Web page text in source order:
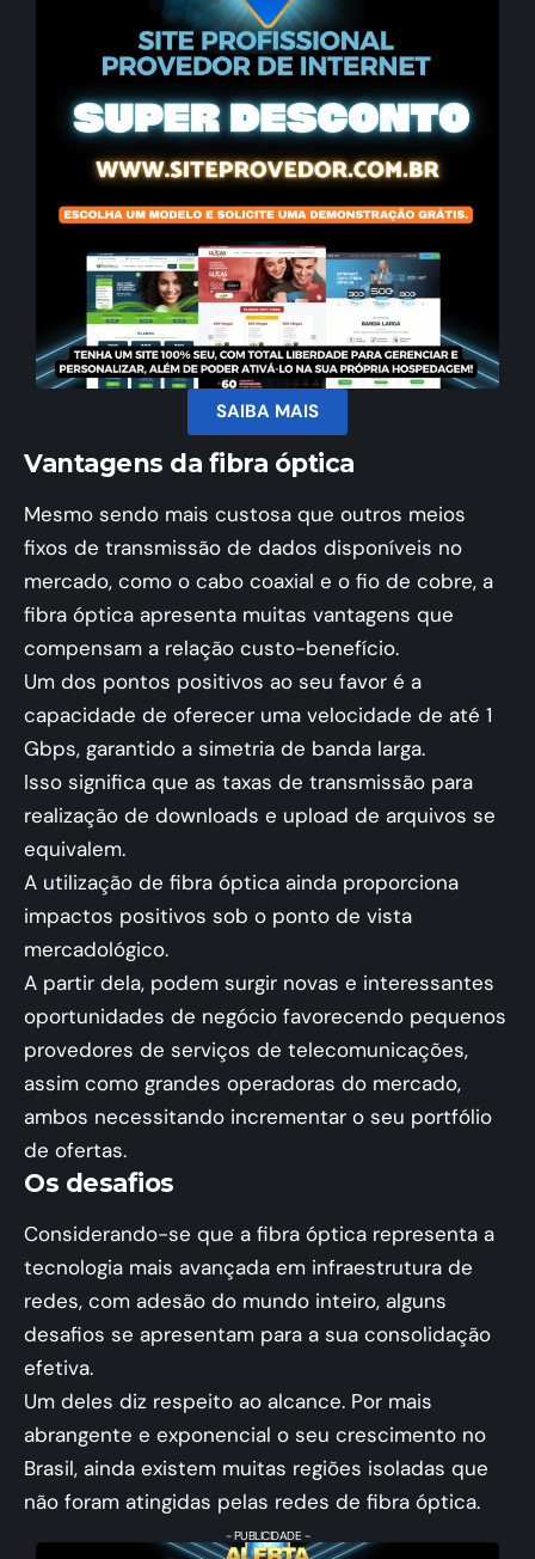
SAIBA MAIS
Vantagens da fibra óptica
Mesmo sendo mais custosa que outros meios
fixos de transmissão de dados disponíveis no
mercado, como o cabo coaxial e o fio de cobre, a
fibra óptica apresenta muitas vantagens que
compensam a relação custo-benefício.
Um dos pontos positivos ao seu favor é a
capacidade de oferecer uma velocidade de até 1
Gbps, garantido a simetria de banda larga.
Isso significa que as taxas de transmissão para
realização de downloads e upload de arquivos se
equivalem.
A utilização de fibra óptica ainda proporciona
impactos positivos sob o ponto de vista
mercadológico.
A partir dela, podem surgir novas e interessantes
oportunidades de negócio favorecendo pequenos
provedores de serviços de telecomunicações,
assim como grandes operadoras do mercado,
ambos necessitando incrementar o seu portfólio
de ofertas.
Os desafios
Considerando-se que a fibra óptica representa a
tecnologia mais avançada em infraestrutura de
redes, com adesão do mundo inteiro, alguns
desafios se apresentam para a sua consolidação
efetiva.
Um deles diz respeito ao alcance. Por mais
abrangente e exponencial o seu crescimento no
Brasil, ainda existem muitas regiões isoladas que
não foram atingidas pelas redes de fibra óptica.
- PUBLICIDADE -